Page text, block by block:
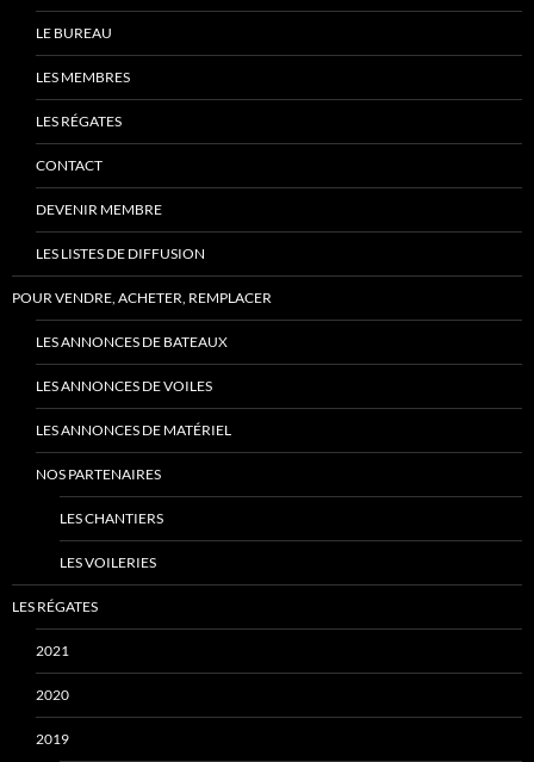
LE BUREAU
LES MEMBRES
LES RÉGATES
CONTACT
DEVENIR MEMBRE
LES LISTES DE DIFFUSION
POUR VENDRE, ACHETER, REMPLACER
LES ANNONCES DE BATEAUX
LES ANNONCES DE VOILES
LES ANNONCES DE MATÉRIEL
NOS PARTENAIRES
LES CHANTIERS
LES VOILERIES
LES RÉGATES
2021
2020
2019